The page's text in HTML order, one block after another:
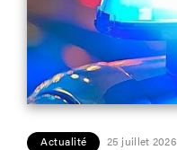
Actualité 25 juillet 2026